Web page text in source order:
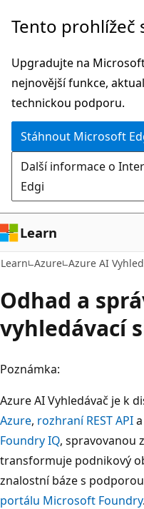
Přeskočit
hlavní
obsah
Tento prohlížeč
Upgradujte na
nejnovější funkce,
technickou podporu.
Stáhnout Microsoft
Další informace o
Edgi
Learn
Learn Azure Azure AI
Odhad a
vyhledávací
Poznámka:
Azure AI Vyhledávač je k
Azure, rozhraní REST APIa
Foundry IQ, spravovanou
transformuje podnikový
znalostní báze s
portálu Microsoft Foundry.